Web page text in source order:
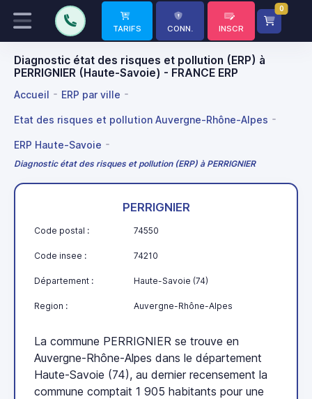
TARIFS CONN. INSCR
0
Diagnostic état des risques et pollution (ERP) à
PERRIGNIER (Haute-Savoie) - FRANCE ERP
Accueil ERP par ville
Etat des risques et pollution Auvergne-Rhône-Alpes
ERP Haute-Savoie
Diagnostic état des risques et pollution (ERP) à PERRIGNIER
PERRIGNIER
Code postal : 74550
Code insee : 74210
Département : Haute-Savoie (74)
Region : Auvergne-Rhône-Alpes
La commune PERRIGNIER se trouve en
Auvergne-Rhône-Alpes dans le département
Haute-Savoie (74), au dernier recensement la
commune comptait 1 905 habitants pour une